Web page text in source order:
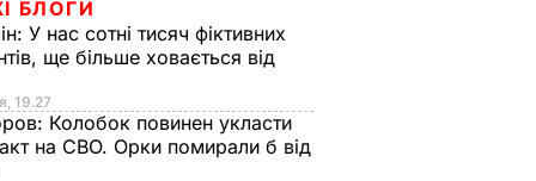
БЛОГИ
У нас сотні тисяч фіктивних
ще більше ховається від
19.27
Колобок повинен укласти
на СВО. Орки помирали б від